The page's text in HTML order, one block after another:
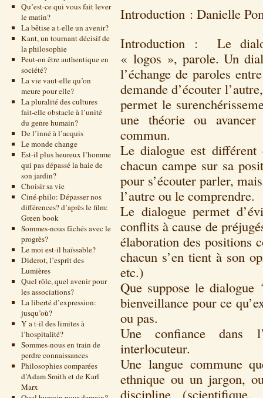
Qu’est-ce qui vous fait lever
le matin?
La bêtise a t-elle un avenir?
Kant, un tournant décisif de
la philosophie
Peut-on être authentique en
société?
La vie vaut-elle qu’on
meure pour elle?
La pluralité des cultures
fait-elle obstacle à l’unité
du genre humain?
De l’inné à l’acquis
Le monde change
Est-il plus heureux l’homme
qui pas dépassé la haie de
son jardin?
Choisir sa vie
Ciné-philo: Dépasser nos
différences? d’après le film:
Green book
Sommes-nous fâchés avec le
progrès?
Le moi est-il haïssable?
Diderot, l’esprit des
Lumières
Quel rôle, quel avenir pour
les associations?
La liberté d’expression:
jusqu’où?
Y a t-il des limites à
l’hospitalité?
Sommes-nous en train de
perdre connaissances
Philosophies comparées
d’Adam Smith et de Karl
Marx
Introduction : Danielle
Introduction : Le
« logos », parole. Un
l’échange de paroles
demande d’écouter
permet le
une théorie ou
commun.
Le dialogue est différent
chacun campe sur sa
pour s’écouter parler,
l’autre ou le comprendre.
Le dialogue permet
conflits à cause de
élaboration des positions
chacun s’en tient à son
etc.)
Que suppose le dialogue
bienveillance pour ce
ou pas.
Une confiance dans
interlocuteur.
Une langue commune
ethnique ou un jargon,
discipline (scientifique,